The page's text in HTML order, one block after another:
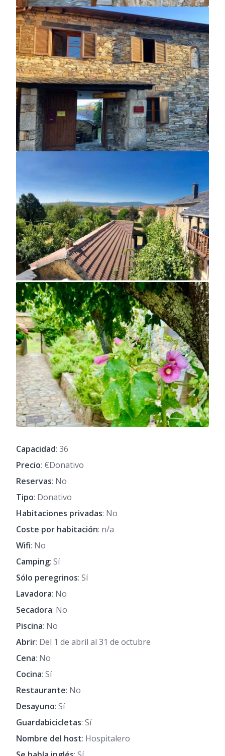
Capacidad: 36
Precio: €Donativo
Reservas: No
Tipo: Donativo
Habitaciones privadas: No
Coste por habitación: n/a
Wifi: No
Camping: Sí
Sólo peregrinos: Sí
Lavadora: No
Secadora: No
Piscina: No
Abrir: Del 1 de abril al 31 de octubre
Cena: No
Cocina: Sí
Restaurante: No
Desayuno: Sí
Guardabicicletas: Sí
Nombre del host: Hospitalero